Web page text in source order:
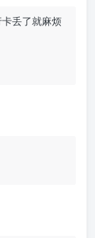
丢了就麻烦